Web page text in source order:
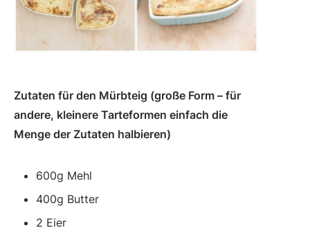
Zutaten für den Mürbteig (große Form – für
andere, kleinere Tarteformen einfach die
Menge der Zutaten halbieren)
600g Mehl
400g Butter
2 Eier